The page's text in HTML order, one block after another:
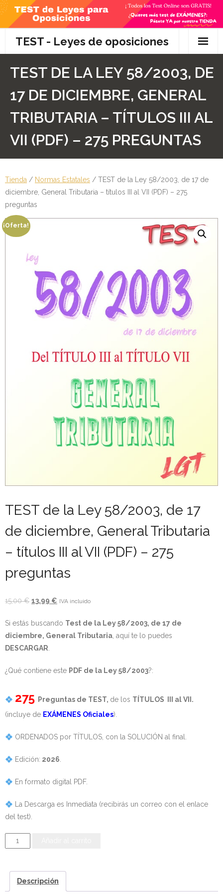
Skip
content
TEST - Leyes de oposiciones
Preguntas
- Diferencia entre propuesta y proposición de ley
- ¿Es PRECEPTIVO el Recurso de Alzada? ¿Y
POTESTATIVO, FACULTATIVO?
- Diferencia entre Personalidad Jurídica PLENA y
Personalidad Jurídica PROPIA
- Qué se entiende por CONSOLIDACIÓN y por
ESTABILIZACIÓN de Empleo
TIENDA Test PDF
- TEST de Auxilio Judicial 2026
- OPOSICIÓN Auxilio Judicial, turno libre – 2025
- OPOSICIÓN Tramitación procesal y Administrativa –
- OPOSICIÓN Gestión Procesal, turno libre – 2025
- OPOSICIÓN Auxiliar Administrativo del Estado - 2024
- Seguridad Social
- - OPOSICIÓN Gestión Seguridad Social – 2025
- - OPOSICIÓN Administrativo Seguridad Social – 2025
- - OPOSICIÓN Administrativo Seguridad Social - 2024
- Andalucía
- - TEST de Auxiliar Administrativo SAS 2026
- - OPOSICIÓN Auxiliar Administrativo de la Junta de
2024
- Aragón
- - TEST de Auxiliar Administrativo DGA Aragón 2026
- - OPOSICIÓN Auxiliar Administrativo Universidad
- Castilla-La Mancha
TEST DE LA LEY 58/2003, DE
17 DE DICIEMBRE, GENERAL
TRIBUTARIA – TÍTULOS III AL
VII (PDF) – 275 PREGUNTAS
Tienda / Normas Estatales / TEST de la Ley 58/2003, de 17 de
diciembre, General Tributaria – títulos III al VII (PDF) – 275
preguntas
¡Oferta!
TEST de la Ley 58/2003, de 17
de diciembre, General Tributaria
– títulos III al VII (PDF) – 275
preguntas
15,00€ El
original
era:
15,00 €.
13,99 € El
actual
es:
IVA incluido
Si estás buscando Test de la Ley 58/2003, de 17 de
diciembre, General Tributaria , aquí te lo puedes
DESCARGAR
¿Qué contiene este PDF de la Ley 58/2003?:
275 Preguntas de TEST, de los TÍTULOS III al VII.
(incluye de EXÁMENES Oficiales).
ORDENADOS por TÍTULOS, con la SOLUCIÓN al final.
Edición: 2026
En formato digital PDF.
La Descarga es Inmediata (recibirás un correo con el enlace
del test).
TEST
de
Descripción